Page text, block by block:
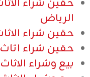
الرياض
حقين شراء
حقين شراء
بيع وشراء